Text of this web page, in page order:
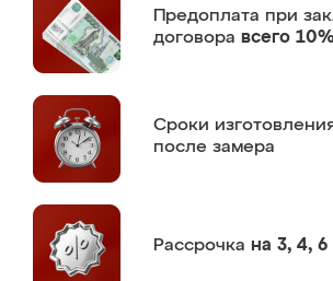
Предоплата при
договора всего
Сроки
после замера
Рассрочка на 3, 4,